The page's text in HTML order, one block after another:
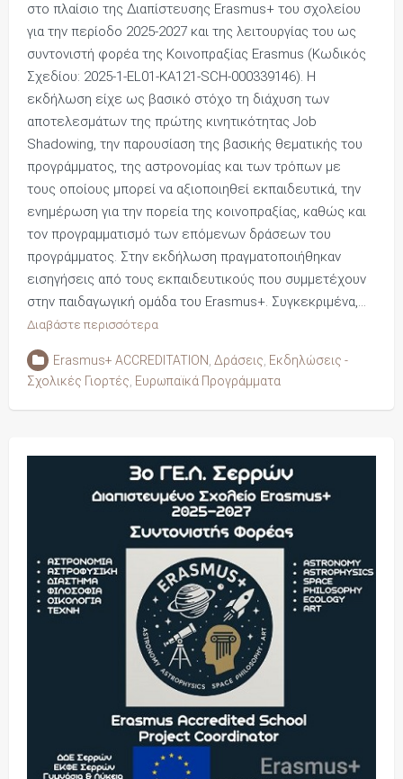
στο πλαίσιο της Διαπίστευσης Erasmus+ του σχολείου
για την περίοδο 2025-2027 και της λειτουργίας του ως
συντονιστή φορέα της Κοινοπραξίας Erasmus (Κωδικός
Σχεδίου: 2025-1-EL01-KA121-SCH-000339146). Η
εκδήλωση είχε ως βασικό στόχο τη διάχυση των
αποτελεσμάτων της πρώτης κινητικότητας Job
Shadowing, την παρουσίαση της βασικής θεματικής του
προγράμματος, της αστρονομίας και των τρόπων με
τους οποίους μπορεί να αξιοποιηθεί εκπαιδευτικά, την
ενημέρωση για την πορεία της κοινοπραξίας, καθώς και
τον προγραμματισμό των επόμενων δράσεων του
προγράμματος. Στην εκδήλωση πραγματοποιήθηκαν
εισηγήσεις από τους εκπαιδευτικούς που συμμετέχουν
στην παιδαγωγική ομάδα του Erasmus+. Συγκεκριμένα,…
Διαβάστε περισσότερα
Erasmus+ ACCREDITATION, Δράσεις, Εκδηλώσεις -
Σχολικές Γιορτές, Ευρωπαϊκά Προγράμματα